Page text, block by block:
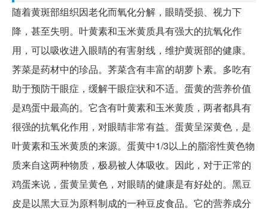
随着黄斑部组织因老化而氧化分解，眼睛受损、视力下
降，甚至失明。叶黄素和玉米黄质具有强大的抗氧化作
用，可以吸收进入眼睛的有害射线，维护黄斑部的健康。
荠菜是药材中的珍品。荠菜含有丰富的胡萝卜素。多吃有
助于预防干眼症，缓解干眼症状和不适。蛋黄的营养价值
是鸡蛋中最高的。它含有叶黄素和玉米黄质，两者都具有
很强的抗氧化作用，对眼睛非常有益。蛋黄呈深黄色，是
叶黄素和玉米黄质的来源。蛋黄中1/3以上的脂溶性黄色物
质来自这两种物质，极易被人体吸收。因此，对于正常的
鸡蛋来说，蛋黄呈黄色，对眼睛的健康是有好处的。黑豆
皮是以黑大豆为原料制成的一种豆皮食品。它的营养成分